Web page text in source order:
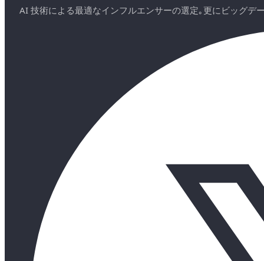
AI 技術による最適なインフルエンサーの選定｡更にビッグデ